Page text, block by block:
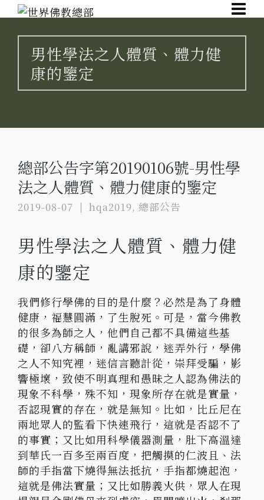
男性學法之人體質、體力健
康的鑒定
總部公告字第20190106號-男性學
法之人體質、體力健康的鑒定
2019-08-07 hqa2019, 總部公告
男性學法之人體質、體力健
康的鑒定
我們修行學佛的目的是什麼？必然是為了身體
健康，福慧圓滿，了生脫死。可是，當今佛教
的很多為師之人，他們自己都不具備這些基
礎，卻八方稱師，亂講邪說，迷弄外行，學佛
之人不知究裡，迷信言聽計從，崇拜受騙，影
響極壞，致使不明真理和愚昧之人認為佛法的
現象不科學，殊不知，現象所存在就是實量，
否認現實的存在，就是無知。比如，比丘尼在
兩地眾人的監看下快速飛行，這就是否認不了
的事實；又比如用科學儀器測量，肚下高溫達
到華氏一百多至兩百度，把觸摸的仁波且、法
師的手指當下燒得無法抵抗，手指都燒起泡，
這就是佛法實量；又比如勝義火供，眾人在現